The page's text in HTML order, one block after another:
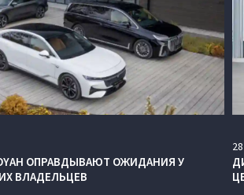
ОПРАВДЫВАЮТ ОЖИДАНИЯ У
ВЛАДЕЛЬЦЕВ
28